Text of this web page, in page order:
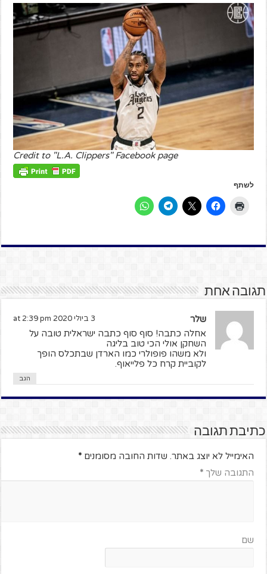
Credit to "L.A. Clippers" Facebook page
לשתף
תגובה אחת
שלר 3 ביולי 2020 at 2:39 pm
אחלה כתבה! סוף סוף כתבה ישראלית טובה על
השחקן אולי הכי טוב בליגה
ולא משהו פופולרי כמו הארדן שבתכלס הופך
לקוביית קרח כל פלייאוף.
הגב
כתיבת תגובה
האימייל לא יוצג באתר. שדות החובה מסומנים*
התגובה שלך*
שם